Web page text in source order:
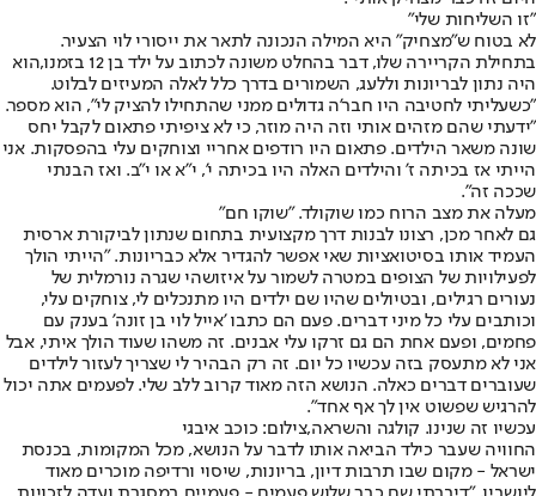
"זו השליחות שלי"
לא בטוח ש"מצחיק" היא המילה הנכונה לתאר את ייסורי לוי הצעיר.
בתחילת הקריירה שלו, דבר בהחלט משונה לכתוב על ילד בן 12 בזמנו,
הוא
היה נתון לבריונות וללעג, השמורים בדרך כלל לאלה המעיזים לבלוט.
"כשעליתי לחטיבה היו חבר'ה גדולים ממני שהתחילו להציק לי", הוא מספר.
"ידעתי שהם מזהים אותי וזה היה מוזר, כי לא ציפיתי פתאום לקבל יחס
שונה משאר הילדים. פתאום היו רודפים אחריי וצוחקים עלי בהפסקות. אני
הייתי אז בכיתה ז' והילדים האלה היו בכיתה י', י"א או י"ב. ואז הבנתי
שככה זה".
מעלה את מצב הרוח כמו שוקולד. "שוקו חם"
גם לאחר מכן, רצונו לבנות דרך מקצועית בתחום שנתון לביקורת ארסית
העמיד אותו בסיטואציות שאי אפשר להגדיר אלא כבריונות. "הייתי הולך
לפעילויות של הצופים במטרה לשמור על איזושהי שגרה נורמלית של
נעורים רגילים, ובטיולים שהיו שם ילדים היו מתנכלים לי, צוחקים עלי,
וכותבים עלי כל מיני דברים. פעם הם כתבו 'אייל לוי בן זונה' בענק עם
פחמים, ופעם אחת הם גם זרקו עלי אבנים. זה משהו שעוד הולך איתי, אבל
אני לא מתעסק בזה עכשיו כל יום. זה רק הבהיר לי שצריך לעזור לילדים
שעוברים דברים כאלה. הנושא הזה מאוד קרוב ללב שלי. לפעמים אתה יכול
להרגיש שפשוט אין לך אף אחד".
עכשיו זה שנינו. קולגה והשראה,צילום: כוכב איבגי
החוויה שעבר כילד הביאה אותו לדבר על הנושא, מכל המקומות, בכנסת
ישראל - מקום שבו תרבות דיון, בריונות, שיסוי ורדיפה מוכרים מאוד